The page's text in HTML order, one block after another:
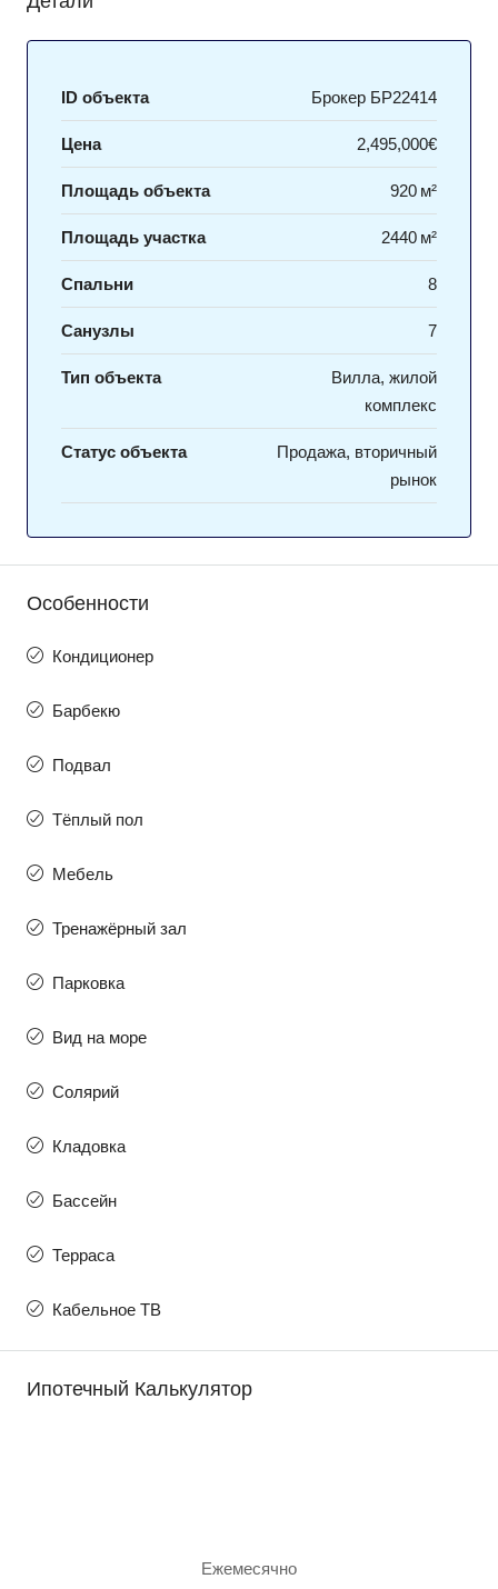
ID объекта Брокер БР22414
Цена 2,495,000€
Площадь объекта 920 м²
Площадь участка 2440 м²
Спальни 8
Санузлы 7
Тип объекта
Вилла, жилой
комплекс
Статус объекта
Продажа, вторичный
рынок
Особенности
Кондиционер
Барбекю
Подвал
Тёплый пол
Мебель
Тренажёрный зал
Парковка
Вид на море
Солярий
Кладовка
Бассейн
Терраса
Кабельное ТВ
Ипотечный Калькулятор
Ежемесячно